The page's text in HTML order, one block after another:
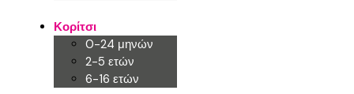
Κορίτσι
0-24 μηνών
2-5 ετών
6-16 ετών